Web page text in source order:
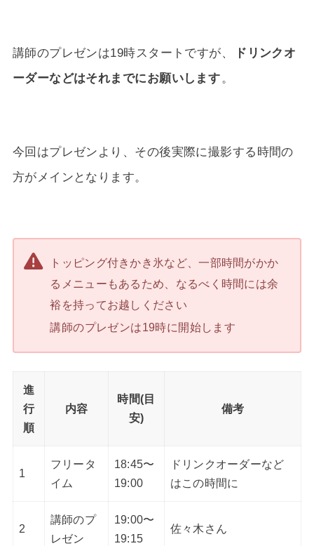
講師のプレゼンは19時スタートですが、
ドリンクオ
ーダーなどはそれまでにお願いします 。
今回はプレゼンより、その後実際に撮影する時間の
方がメインとなります。
トッピング付きかき氷など、一部時間がかか
るメニューもあるため、なるべく時間には余
裕を持ってお越しください
講師のプレゼンは19時に開始します
進
行
順
内容
時間(目
安)
備考
1
フリータ
イム
18:45〜
19:00
ドリンクオーダーなど
はこの時間に
2
講師のプ
レゼン
19:00〜
19:15
佐々木さん